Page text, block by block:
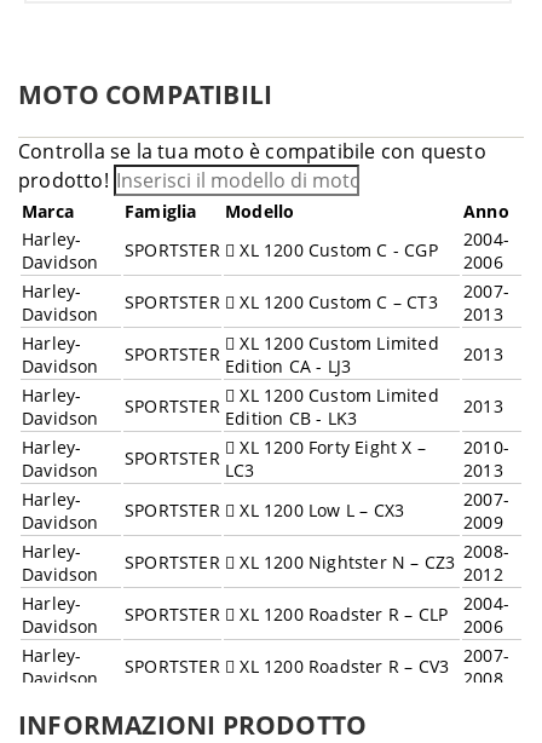
MOTO COMPATIBILI
Controlla se la tua moto è compatibile con questo
prodotto!
Marca Famiglia Modello
Anno
Harley-
Davidson
SPORTSTER XL 1200 Custom C - CGP
2004-
2006
Harley-
Davidson
SPORTSTER XL 1200 Custom C – CT3
2007-
2013
Harley-
Davidson
SPORTSTER
XL 1200 Custom Limited
Edition CA - LJ3
2013
Harley-
Davidson
SPORTSTER
XL 1200 Custom Limited
Edition CB - LK3
2013
Harley-
Davidson
SPORTSTER
XL 1200 Forty Eight X –
LC3
2010-
2013
Harley-
Davidson
SPORTSTER XL 1200 Low L – CX3
2007-
2009
Harley-
Davidson
SPORTSTER XL 1200 Nightster N – CZ3 2008-
2012
Harley-
Davidson
SPORTSTER XL 1200 Roadster R – CLP
2004-
2006
Harley-
Davidson
SPORTSTER XL 1200 Roadster R – CV3
2007-
2008
Davidson
SPORTSTER XL 53 883 Custom C - CJM
INFORMAZIONI PRODOTTO